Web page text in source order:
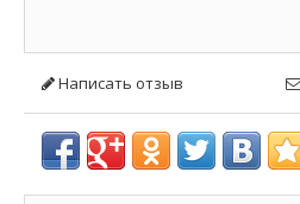
Написать отзыв